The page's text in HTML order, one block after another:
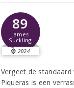
89
James
Suckling
2024
Vergeet de
Piqueras is een